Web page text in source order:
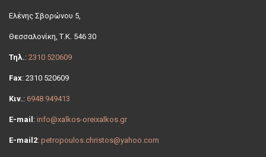
Ελένης Σβoρώνου 5,
Θεσσαλονίκη, Τ.Κ. 546 30
Τηλ.: 2310 520609
Fax: 2310 520609
Κιν.: 6948 949413
E-mail : info@xalkos-oreixalkos.gr
E-mail2: petropoulos.christos@yahoo.com